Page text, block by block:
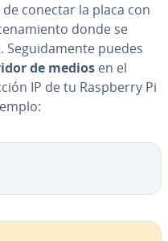
conectar la placa con
donde se
puedes
de medios en el
IP de tu Raspberry Pi